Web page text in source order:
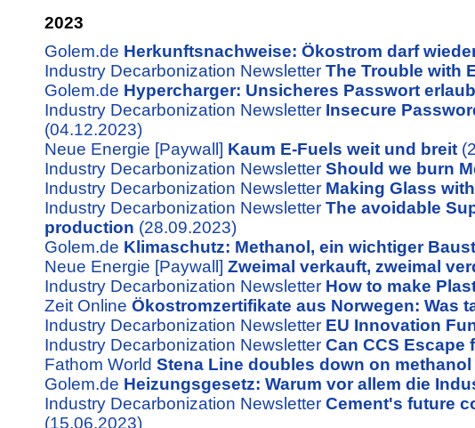
2023
Golem.de Herkunftsnachweise: Ökostrom darf
Industry Decarbonization Newsletter The Trouble with
Golem.de Hypercharger: Unsicheres Passwort
Industry Decarbonization Newsletter Insecure
(04.12.2023)
Neue Energie [Paywall] Kaum E-Fuels weit und breit
Industry Decarbonization Newsletter Should we burn
Industry Decarbonization Newsletter Making Glass
Industry Decarbonization Newsletter The avoidable
production (28.09.2023)
Golem.de Klimaschutz: Methanol, ein wichtiger
Neue Energie [Paywall] Zweimal verkauft, zweimal
Industry Decarbonization Newsletter How to make
Zeit Online Ökostromzertifikate aus Norwegen: Was
Industry Decarbonization Newsletter EU Innovation
Industry Decarbonization Newsletter Can CCS
Fathom World Stena Line doubles down on methanol
Golem.de Heizungsgesetz: Warum vor allem die
Industry Decarbonization Newsletter Cement's future
(15.06.2023)